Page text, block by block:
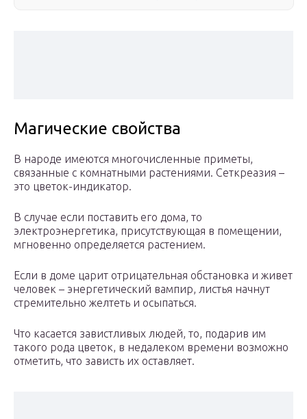
Магические свойства
В народе имеются многочисленные приметы,
связанные с комнатными растениями. Сеткреазия –
это цветок-индикатор.
В случае если поставить его дома, то
электроэнергетика, присутствующая в помещении,
мгновенно определяется растением.
Если в доме царит отрицательная обстановка и живет
человек – энергетический вампир, листья начнут
стремительно желтеть и осыпаться.
Что касается завистливых людей, то, подарив им
такого рода цветок, в недалеком времени возможно
отметить, что зависть их оставляет.